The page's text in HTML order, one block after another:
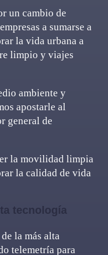
un cambio de
a sumarse a
la vida urbana a
limpio y viajes
ambiente y
apostarle al
general de
la movilidad limpia
la calidad de vida
tecnología
la más alta
telemetría para